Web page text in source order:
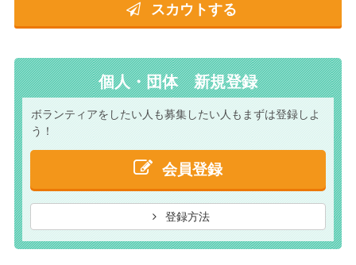
スカウトする
個人・団体 新規登録
ボランティアをしたい人も募集したい人もまずは登録しよ
う！
会員登録
登録方法